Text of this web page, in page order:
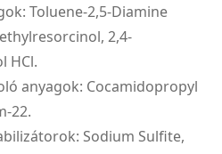
Toluene-2,5-Diamine
2,4-
HCl.
anyagok: Cocamidopropyl
22.
Sodium Sulfite,